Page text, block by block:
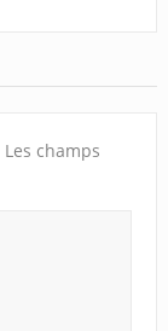
Les champs